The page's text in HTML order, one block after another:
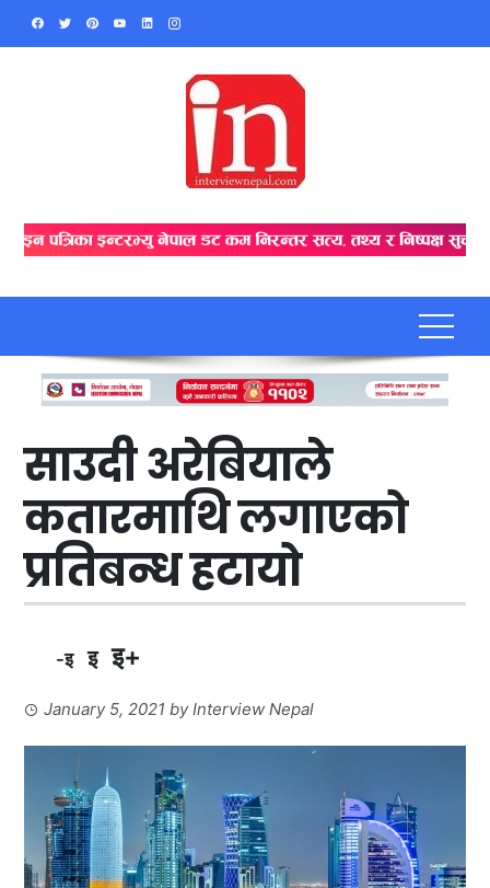
Skip
साउदी अरेबियाले
कतारमाथि लगाएको
प्रतिबन्ध हटायो
-इ इ इ+
January 5, 2021 byInterview Nepal